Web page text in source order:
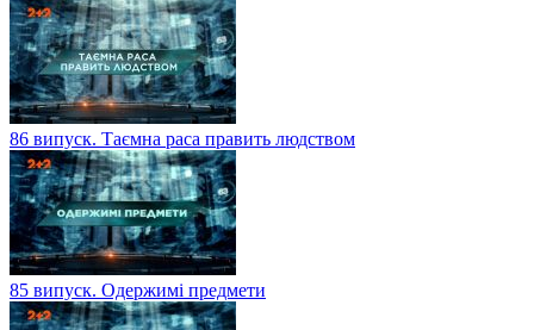
86 випуск. Таємна раса править людством
85 випуск. Одержимі предмети